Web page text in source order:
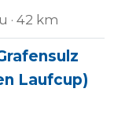
· 42 km
Laufcup)